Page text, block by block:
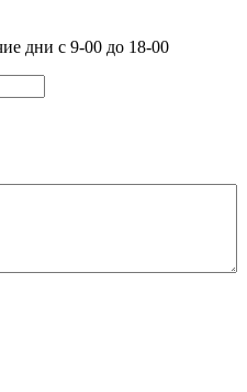
дни с 9-00 до 18-00